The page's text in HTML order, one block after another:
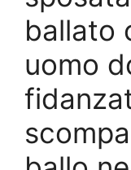
ballato
uomo